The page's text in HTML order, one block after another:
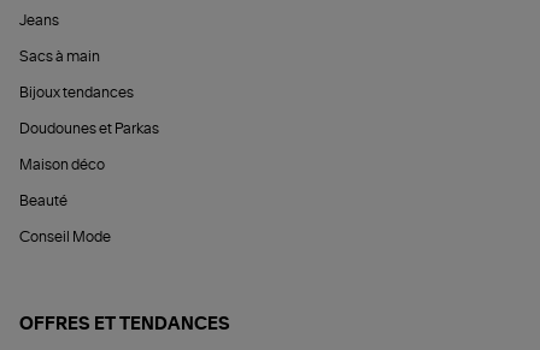
Jeans
Sacs à main
Bijoux tendances
Doudounes et Parkas
Maison déco
Beauté
Conseil Mode
OFFRES ET TENDANCES